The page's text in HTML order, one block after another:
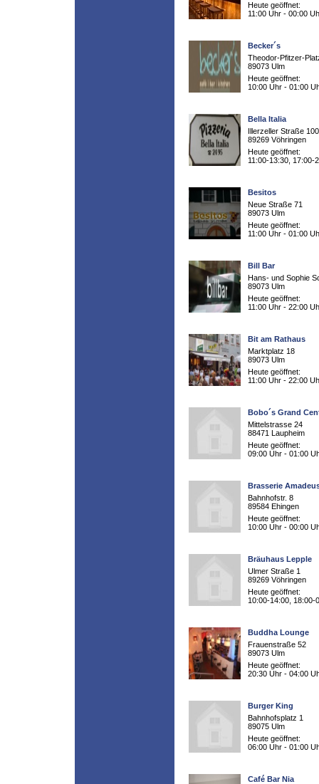
Heute geöffnet:
11:00 Uhr - 00:00
Becker´s
Theodor-Pfitzer-
89073 Ulm
Heute geöffnet:
10:00 Uhr - 01:00
Bella Italia
Illerzeller Straße 100
89269 Vöhringen
Heute geöffnet:
11:00-13:30, 17:00-
Besitos
Neue Straße 71
89073 Ulm
Heute geöffnet:
11:00 Uhr - 01:00
Bill Bar
Hans- und Sophie
89073 Ulm
Heute geöffnet:
11:00 Uhr - 22:00
Bit am Rathaus
Marktplatz 18
89073 Ulm
Heute geöffnet:
11:00 Uhr - 22:00
Bobo´s Grand
Mittelstrasse 24
88471 Laupheim
Heute geöffnet:
09:00 Uhr - 01:00
Brasserie
Bahnhofstr. 8
89584 Ehingen
Heute geöffnet:
10:00 Uhr - 00:00
Bräuhaus Lepple
Ulmer Straße 1
89269 Vöhringen
Heute geöffnet:
10:00-14:00, 18:00-
Buddha Lounge
Frauenstraße 52
89073 Ulm
Heute geöffnet:
20:30 Uhr - 04:00
Burger King
Bahnhofsplatz 1
89075 Ulm
Heute geöffnet:
06:00 Uhr - 01:00
Café Bar Nia